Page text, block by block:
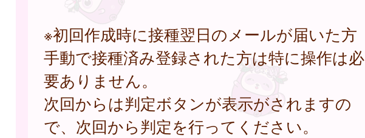
※初回作成時に接種翌日のメールが届いた方
手動で接種済み登録された方は特に操作は必
要ありません。
次回からは判定ボタンが表示がされますの
で、次回から判定を行ってください。